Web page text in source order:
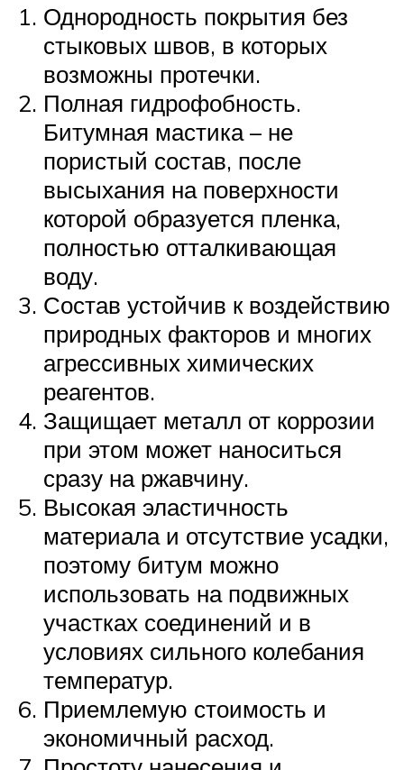
Однородность покрытия без
стыковых швов, в которых
возможны протечки.
Полная гидрофобность.
Битумная мастика – не
пористый состав, после
высыхания на поверхности
которой образуется пленка,
полностью отталкивающая
воду.
Состав устойчив к воздействию
природных факторов и многих
агрессивных химических
реагентов.
Защищает металл от коррозии
при этом может наноситься
сразу на ржавчину.
Высокая эластичность
материала и отсутствие усадки,
поэтому битум можно
использовать на подвижных
участках соединений и в
условиях сильного колебания
температур.
Приемлемую стоимость и
экономичный расход.